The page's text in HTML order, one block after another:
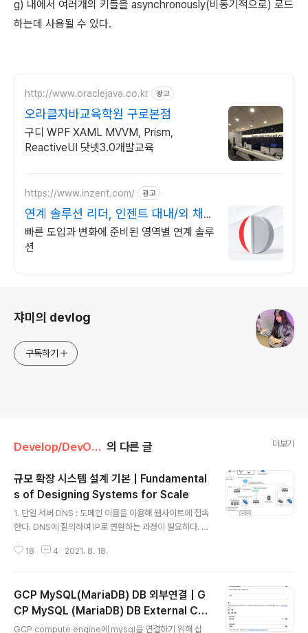
g) 내에서 여러개의 키들을 asynchronously(비동기적으로) 로드
하는데 사용될 수 있다.
http://www.oraclejava.co.kr 광고
오라클자바교육학원 구로본점
구디 WPF XAML MVVM, Prism,
ReactiveUI 닷넷3.0개발교육
https://www.inzent.com/ 광고
연계 솔루션 리더, 인젠트 대내/외 채널
맞춤형 연계
빠른 도입과 변화에 준비된 영역별 연계 솔루
션
쟈미의 devlog
구독하기
Develop/DevOps 의 다른 글 더보기
규모 확장 시스템 설계 기본 | Fundamental
s of Designing Systems for Scale
1. 단일 서버 DNS : 도메인 이름을 이용해 웹사이트에 접속
한다. DNS에 질의하여 IP로 변환하는 과정이 필요하다. ht
이스 데이터베이스 : 웹/모바일 트래픽 처리 서버 (웹 계층)
에게 트래픽 부하를 고르게 분산한다 데이터베이스 : 다중
화로 성능과 안정성을 보장한다 (master는 쓰기, slave
는 읽기)4. 캐시 캐시 : 캐시를 이용해 서버의 요청이 보다
18 4 2021. 8. 18.
GCP MySQL(MariaDB) DB 외부연결 | G
CP MySQL (MariaDB) DB External Co
nnection
GCP compute engine에 mysql을 연결하기 위해 삽